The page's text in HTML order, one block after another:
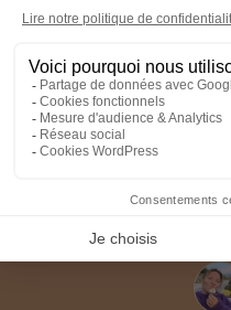
Voir tous nos
Voir tous nos